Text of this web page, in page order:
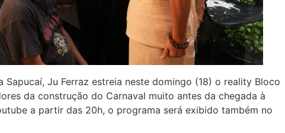
Sapucaí, Ju Ferraz estreia neste domingo (18) o reality Bloco
da construção do Carnaval muito antes da chegada à
a partir das 20h, o programa será exibido também no